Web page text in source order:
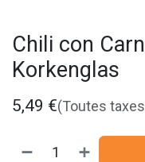
Chili con
Korkenglas
5,49 €(Toutes